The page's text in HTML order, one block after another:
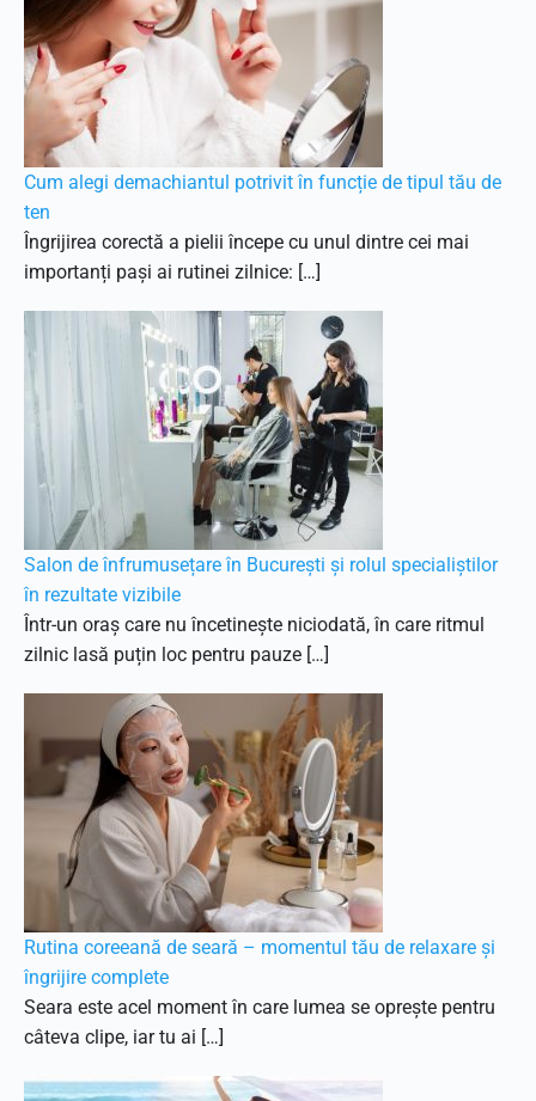
Cum alegi demachiantul potrivit în funcție de tipul tău de
ten
Îngrijirea corectă a pielii începe cu unul dintre cei mai
importanți pași ai rutinei zilnice: […]
Salon de înfrumusețare în București și rolul specialiștilor
în rezultate vizibile
Într-un oraș care nu încetinește niciodată, în care ritmul
zilnic lasă puțin loc pentru pauze […]
Rutina coreeană de seară – momentul tău de relaxare și
îngrijire complete
Seara este acel moment în care lumea se oprește pentru
câteva clipe, iar tu ai […]